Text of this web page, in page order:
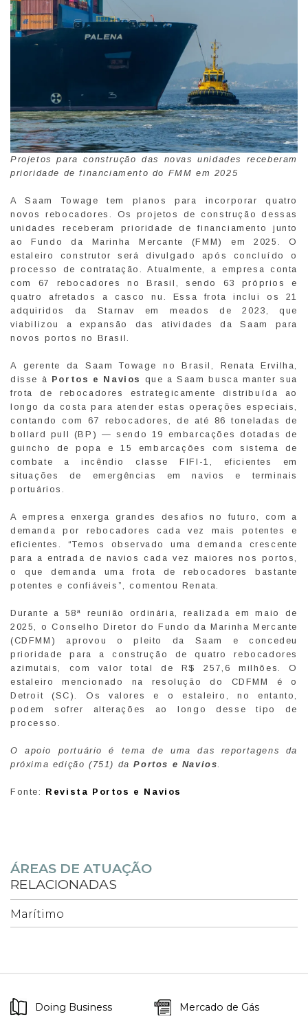
Projetos para construção das novas unidades receberam
prioridade de financiamento do FMM em 2025
A Saam Towage tem planos para incorporar quatro
novos rebocadores. Os projetos de construção dessas
unidades receberam prioridade de financiamento junto
ao Fundo da Marinha Mercante (FMM) em 2025. O
estaleiro construtor será divulgado após concluído o
processo de contratação. Atualmente, a empresa conta
com 67 rebocadores no Brasil, sendo 63 próprios e
quatro afretados a casco nu. Essa frota inclui os 21
adquiridos da Starnav em meados de 2023, que
viabilizou a expansão das atividades da Saam para
novos portos no Brasil.
A gerente da Saam Towage no Brasil, Renata Ervilha,
disse à Portos e Navios que a Saam busca manter sua
frota de rebocadores estrategicamente distribuída ao
longo da costa para atender estas operações especiais,
contando com 67 rebocadores, de até 86 toneladas de
bollard pull (BP) — sendo 19 embarcações dotadas de
guincho de popa e 15 embarcações com sistema de
combate a incêndio classe FIFI-1, eficientes em
situações de emergências em navios e terminais
portuários.
A empresa enxerga grandes desafios no futuro, com a
demanda por rebocadores cada vez mais potentes e
eficientes. “Temos observado uma demanda crescente
para a entrada de navios cada vez maiores nos portos,
o que demanda uma frota de rebocadores bastante
potentes e confiáveis”, comentou Renata.
Durante a 58ª reunião ordinária, realizada em maio de
2025, o Conselho Diretor do Fundo da Marinha Mercante
(CDFMM) aprovou o pleito da Saam e concedeu
prioridade para a construção de quatro rebocadores
azimutais, com valor total de R$ 257,6 milhões. O
estaleiro mencionado na resolução do CDFMM é o
Detroit (SC). Os valores e o estaleiro, no entanto,
podem sofrer alterações ao longo desse tipo de
processo.
O apoio portuário é tema de uma das reportagens da
próxima edição (751) daPortos e Navios.
Fonte: Revista Portos e Navios
ÁREAS DE ATUAÇÃO
RELACIONADAS
Marítimo
Doing Business Mercado de Gás